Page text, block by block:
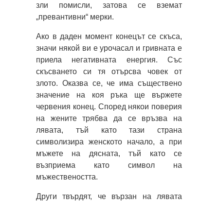
зли помисли, затова се вземат
„превантивни“ мерки.
Ако в даден момент конецът се скъса,
значи някой ви е урочасал и гривната е
приела негативната енергия. Със
скъсването си тя отърсва човек от
злото. Оказва се, че има съществено
значение на коя ръка ще вържете
червения конец. Според някои поверия
на жените трябва да се връзва на
лявата, тъй като тази страна
символизира женското начало, а при
мъжете на дясната, тъй като се
възприема като символ на
мъжествеността.
Други твърдят, че вързан на лявата